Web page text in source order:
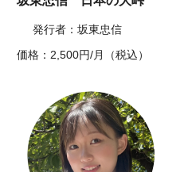
発行者：坂東忠信
価格：2,500円/月（税込）